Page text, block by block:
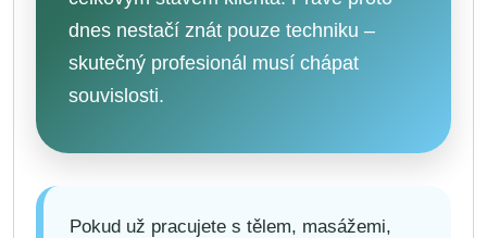
dnes nestačí znát pouze techniku –
skutečný profesionál musí chápat
souvislosti.
Pokud už pracujete s tělem, masážemi,